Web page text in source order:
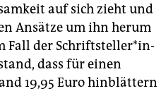
auf sich zieht und
Ansätze um ihn herum
Fall der Schrift­stel­le­r*in­
dass für einen
19,95 Euro hinblättern